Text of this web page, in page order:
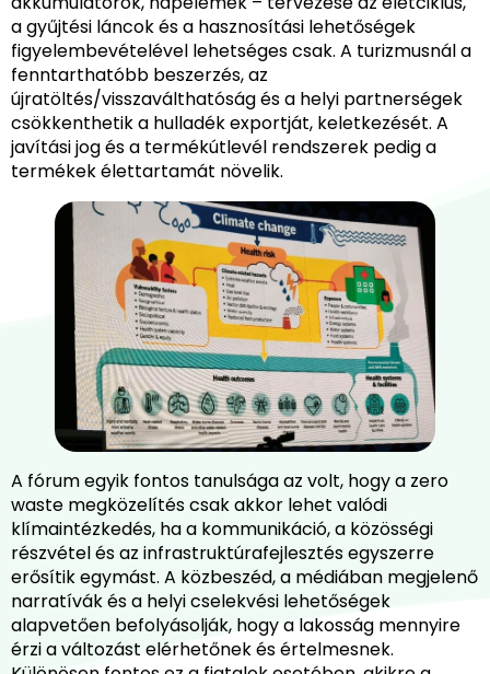
a gyűjtési láncok és a hasznosítási lehetőségek
figyelembevételével lehetséges csak. A turizmusnál a
fenntarthatóbb beszerzés, az
újratöltés/visszaválthatóság és a helyi partnerségek
csökkenthetik a hulladék exportját, keletkezését. A
javítási jog és a termékútlevél rendszerek pedig a
termékek élettartamát növelik.
A fórum egyik fontos tanulsága az volt, hogy a zero
waste megközelítés csak akkor lehet valódi
klímaintézkedés, ha a kommunikáció, a közösségi
részvétel és az infrastruktúrafejlesztés egyszerre
erősítik egymást. A közbeszéd, a médiában megjelenő
narratívák és a helyi cselekvési lehetőségek
alapvetően befolyásolják, hogy a lakosság mennyire
érzi a változást elérhetőnek és értelmesnek.